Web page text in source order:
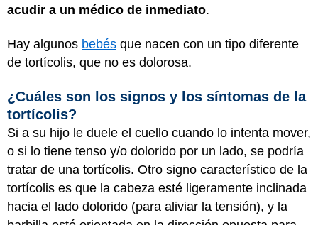
acudir a un médico de inmediato.
Hay algunos bebés que nacen con un tipo diferente
de tortícolis, que no es dolorosa.
¿Cuáles son los signos y los síntomas de la
tortícolis?
Si a su hijo le duele el cuello cuando lo intenta mover,
o si lo tiene tenso y/o dolorido por un lado, se podría
tratar de una tortícolis. Otro signo característico de la
tortícolis es que la cabeza esté ligeramente inclinada
hacia el lado dolorido (para aliviar la tensión), y la